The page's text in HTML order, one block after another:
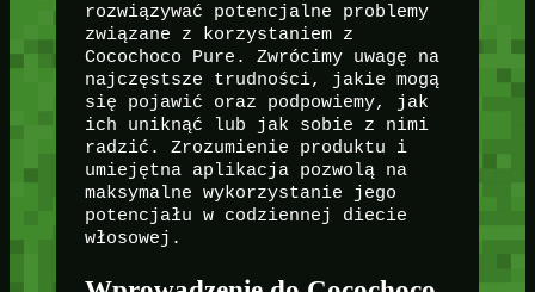
rozwiązywać potencjalne problemy
związane z korzystaniem z
Cocochoco Pure. Zwrócimy uwagę na
najczęstsze trudności, jakie mogą
się pojawić oraz podpowiemy, jak
ich uniknąć lub jak sobie z nimi
radzić. Zrozumienie produktu i
umiejętna aplikacja pozwolą na
maksymalne wykorzystanie jego
potencjału w codziennej diecie
włosowej.